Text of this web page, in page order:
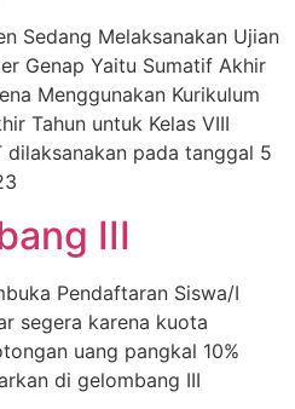
Sedang Melaksanakan Ujian
Genap Yaitu Sumatif Akhir
Menggunakan Kurikulum
Tahun untuk Kelas VIII
dilaksanakan pada tanggal 5
III
Pendaftaran Siswa/I
segera karena kuota
uang pangkal 10%
di gelombang III